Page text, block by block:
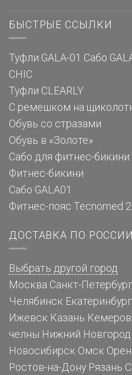
БЫСТРЫЕ ССЫЛКИ
Туфли GALA-01 Сабо
CHIC
Туфли CLEARLY
С ремешком на
Обувь со стразами
Обувь в «Золоте»
Сабо для фитнес-бикини
Фитнес-бикини
Сабо GALA01
Фитнес-пояс Tecnomed 2
ДОСТАВКА ПО РОССИИ
Выбрать другой город
Москва Санкт-Петербург
Челябинск Екатеринбург
Ижевск Казань
челны Нижний Новгород
Новосибирск Омск
Ростов-на-Дону Рязань